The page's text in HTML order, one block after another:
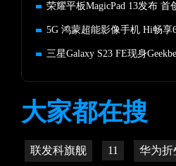
荣耀平板MagicPad 13发布 首
三星Galaxy S23 FE现身
大家都在搜
联发科旗舰 11 华为折